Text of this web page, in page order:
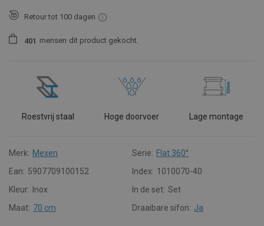
Retour tot 100 dagen
401 mensen dit product gekocht.
Roestvrij staal Hoge doorvoer Lage montage
Merk: Mexen Serie: Flat 360°
Ean: 5907709100152 Index: 1010070-40
Kleur:
Inox In de set: Set
Maat: 70 cm Draaibare sifon: Ja